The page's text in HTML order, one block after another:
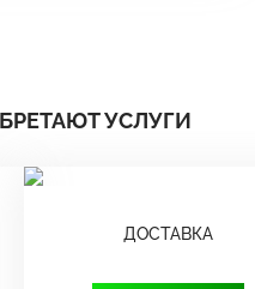
УСЛУГИ
ДОСТАВКА